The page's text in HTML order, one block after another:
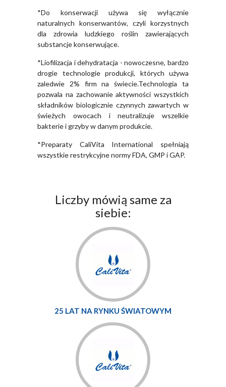
*Do konserwacji używa się wyłącznie
naturalnych konserwantów, czyli korzystnych
dla zdrowia ludzkiego roślin zawierających
substancje konserwujące.
*Liofilizacja i dehydratacja - nowoczesne, bardzo
drogie technologie produkcji, których używa
zaledwie 2% firm na świecie.Technologia ta
pozwala na zachowanie aktywności wszystkich
składników biologicznie czynnych zawartych w
świeżych owocach i neutralizuje wszelkie
bakterie i grzyby w danym produkcie.
*Preparaty CaliVita International spełniają
wszystkie restrykcyjne normy FDA, GMP i GAP.
Liczby mówią same za
siebie:
25 LAT NA RYNKU ŚWIATOWYM